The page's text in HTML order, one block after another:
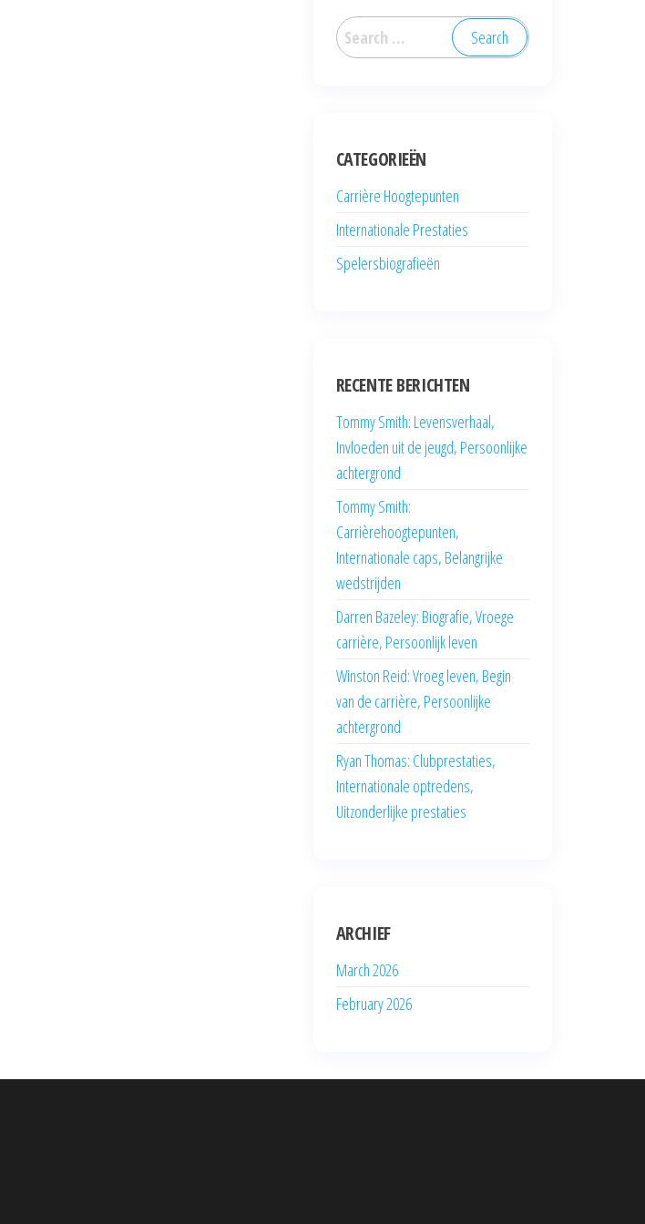
Search
for:
CATEGORIEËN
Carrière Hoogtepunten
Internationale Prestaties
Spelersbiografieën
RECENTE BERICHTEN
Tommy Smith: Levensverhaal,
Invloeden uit de jeugd, Persoonlijke
achtergrond
Tommy Smith:
Carrièrehoogtepunten,
Internationale caps, Belangrijke
wedstrijden
Darren Bazeley: Biografie, Vroege
carrière, Persoonlijk leven
Winston Reid: Vroeg leven, Begin
van de carrière, Persoonlijke
achtergrond
Ryan Thomas: Clubprestaties,
Internationale optredens,
Uitzonderlijke prestaties
ARCHIEF
March 2026
February 2026